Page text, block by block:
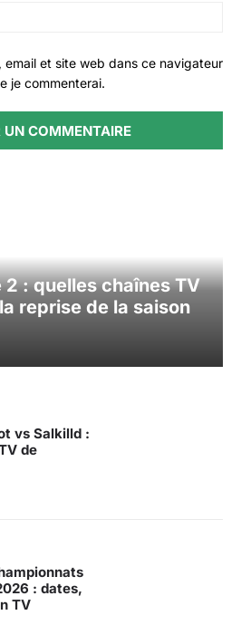
email et site web dans ce navigateur
je commenterai.
2 : quelles chaînes TV
reprise de la saison
vs Salkilld :
de
: dates,
TV